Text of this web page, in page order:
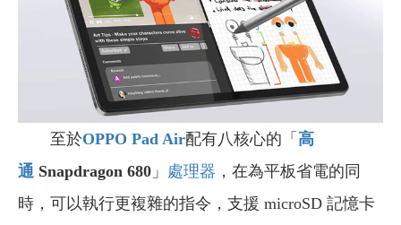
至於OPPO Pad Air配有八核心的「 高
通 Snapdragon 680 」 處理器 ，在為平板省電的同
時，可以執行更複雜的指令，支援 microSD 記憶卡